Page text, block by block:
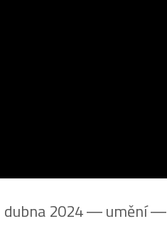
dubna 2024 ― umění ―